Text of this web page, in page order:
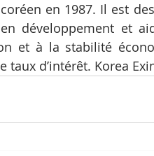
en 1987. Il est
développement et
et à la stabilité
taux d’intérêt. Korea